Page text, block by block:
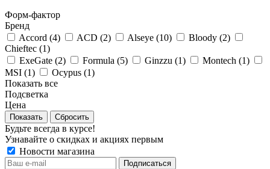
Форм-фактор
Бренд
Accord (4) ACD (2) Alseye (10) Bloody (2)
Chieftec (1)
ExeGate (2) Formula (5) Ginzzu (1) Montech (1)
MSI (1) Ocypus (1)
Показать все
Подсветка
Цена
Сбросить
Будьте всегда в курсе!
Узнавайте о скидках и акциях первым
Новости магазина